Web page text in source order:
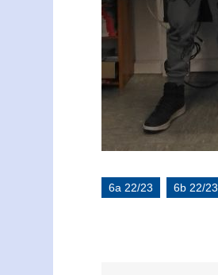
6a 22/23 6b 22/23